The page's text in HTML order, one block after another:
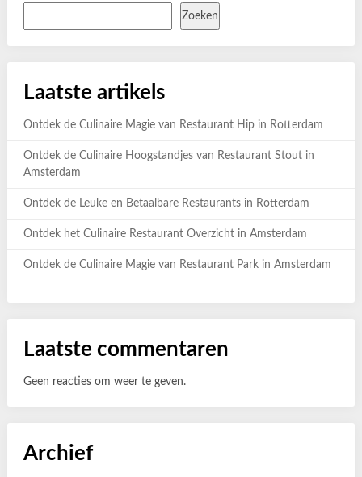
Zoeken
Laatste artikels
Ontdek de Culinaire Magie van Restaurant Hip in Rotterdam
Ontdek de Culinaire Hoogstandjes van Restaurant Stout in
Amsterdam
Ontdek de Leuke en Betaalbare Restaurants in Rotterdam
Ontdek het Culinaire Restaurant Overzicht in Amsterdam
Ontdek de Culinaire Magie van Restaurant Park in Amsterdam
Laatste commentaren
Geen reacties om weer te geven.
Archief